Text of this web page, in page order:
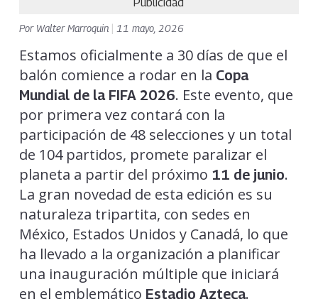
Por Walter Marroquin 11 mayo, 2026
Estamos oficialmente a 30 días de que el
balón comience a rodar en la Copa
Mundial de la FIFA 2026. Este evento, que
por primera vez contará con la
participación de 48 selecciones y un total
de 104 partidos, promete paralizar el
planeta a partir del próximo 11 de junio.
La gran novedad de esta edición es su
naturaleza tripartita, con sedes en
México, Estados Unidos y Canadá, lo que
ha llevado a la organización a planificar
una inauguración múltiple que iniciará
en el emblemático Estadio Azteca.